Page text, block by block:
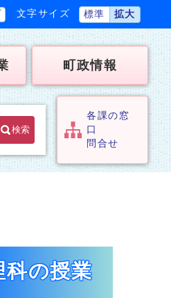
文字サイズ 標準 拡大
町政情報
検索
各課の窓
口
問合せ
科の授業